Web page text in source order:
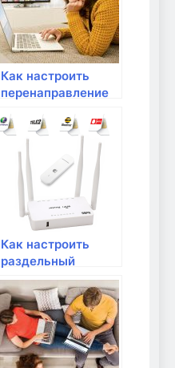
Как настроить
перенаправление
удаленного
доступа к сетевым
устройствам?
Как настроить
раздельный
доступ к Wi-Fi для
детей и взрослых